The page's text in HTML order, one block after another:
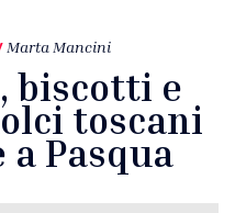
Marta Mancini
biscotti e
toscani
Pasqua